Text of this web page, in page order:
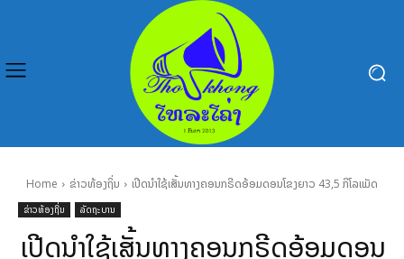
Home ຂ່າວທ້ອງຖິ່ນ ເປີດນຳໃຊ້ເສັ້ນທາງຄອນກຣີດອ້ອມດອນໂຂງຍາວ 43,5 ກິໂລແມັດ
ຂ່າວທ້ອງຖິ່ນ ລັດຖະບານ
ເປີດນຳໃຊ້ເສັ້ນທາງຄອນກຣີດອ້ອມດອນ